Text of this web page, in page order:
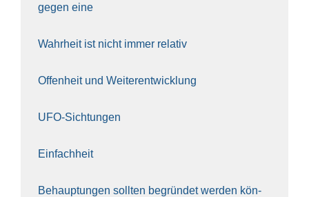
gegen eine
Wahr­heit ist nicht immer rela­tiv
Offen­heit und Wei­ter­ent­wick­lung
UFO-Sich­tun­gen
Ein­fach­heit
Behaup­tun­gen soll­ten begrün­det wer­den kön­